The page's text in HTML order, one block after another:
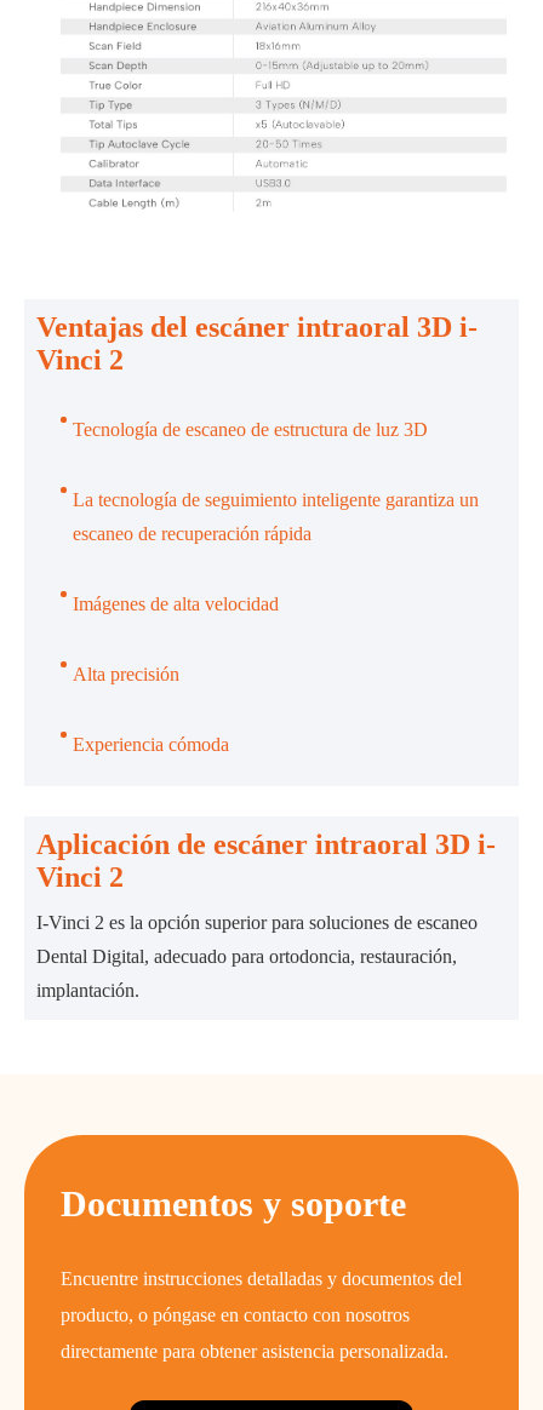
Ventajas del escáner intraoral 3D i-
Vinci 2
Tecnología de escaneo de estructura de luz 3D
La tecnología de seguimiento inteligente garantiza un
escaneo de recuperación rápida
Imágenes de alta velocidad
Alta precisión
Experiencia cómoda
Aplicación de escáner intraoral 3D i-
Vinci 2
I-Vinci 2 es la opción superior para soluciones de escaneo
Dental Digital, adecuado para ortodoncia, restauración,
implantación.
Documentos y soporte
Encuentre instrucciones detalladas y documentos del
producto, o póngase en contacto con nosotros
directamente para obtener asistencia personalizada.